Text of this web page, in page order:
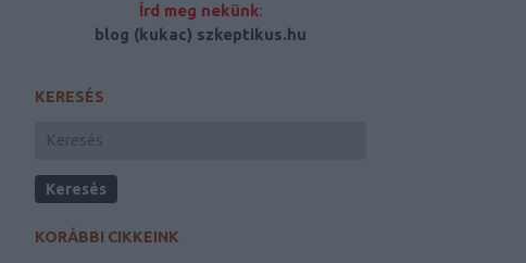
Írd meg nekünk:
blog (kukac) szkeptikus.hu
KERESÉS
KORÁBBI CIKKEINK